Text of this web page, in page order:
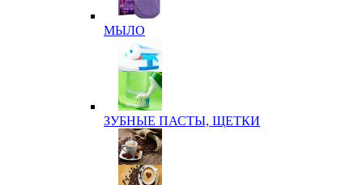
МЫЛО
ЗУБНЫЕ ПАСТЫ, ЩЕТКИ